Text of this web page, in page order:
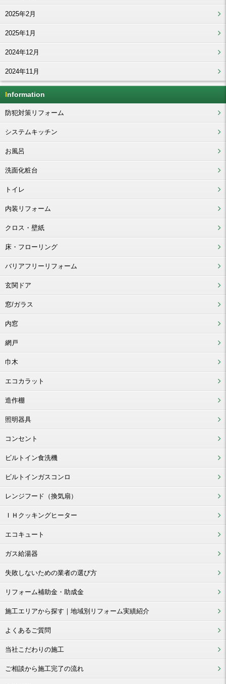
2025年2月
2025年1月
2024年12月
2024年11月
Information
防犯対策リフォーム
システムキッチン
お風呂
洗面化粧台
トイレ
内装リフォーム
クロス・壁紙
床・フローリング
バリアフリーリフォーム
玄関ドア
窓/ガラス
内窓
網戸
巾木
エコカラット
造作棚
照明器具
コンセント
ビルトイン食洗機
ビルトインガスコンロ
レンジフード（換気扇）
ＩＨクッキングヒーター
エコキュート
ガス給湯器
失敗しないための業者の選び方
リフォーム補助金・助成金
施工エリアから探す｜地域別リフォーム実績紹介
よくあるご質問
当社こだわりの施工
ご相談から施工完了の流れ